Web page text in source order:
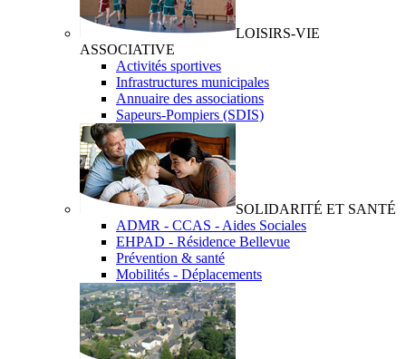
LOISIRS-VIE
ASSOCIATIVE
Activités sportives
Infrastructures municipales
Annuaire des associations
Sapeurs-Pompiers (SDIS)
SOLIDARITÉ ET SANTÉ
ADMR - CCAS - Aides Sociales
EHPAD - Résidence Bellevue
Prévention & santé
Mobilités - Déplacements